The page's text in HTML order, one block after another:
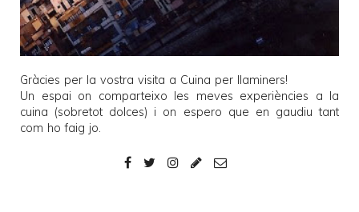
Gràcies per la vostra visita a Cuina per llaminers!
Un espai on comparteixo les meves experiències a la
cuina (sobretot dolces) i on espero que en gaudiu tant
com ho faig jo.